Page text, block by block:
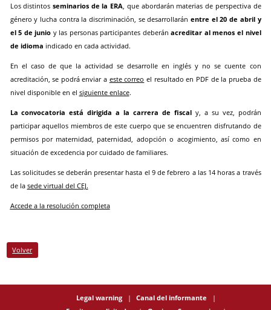
Los distintos seminarios de la ERA , que abordarán materias de perspectiva de
género y lucha contra la discriminación, se desarrollaránentre el 20 de abril y
el 5 de junio y las personas participantes deberánacreditar al menos el nivel
de idioma indicado en cada actividad.
En el caso de que la actividad se desarrolle en inglés y no se cuente con
acreditación, se podrá enviar a este correo el resultado en PDF de la prueba de
nivel disponible en el siguiente enlace.
La convocatoria está dirigida a la carrera de fiscaly, a su vez, podrán
participar aquellos miembros de este cuerpo que se encuentren disfrutando de
permisos por maternidad, paternidad, adopción o acogimiento, así como en
situación de excedencia por cuidado de familiares.
Las solicitudes se deberán presentar hasta el 9 de febrero a las 14 horas a través
de la sede virtual del CEJ.
Accede a la resolución completa
Volver
Legal warning
Canal del informante